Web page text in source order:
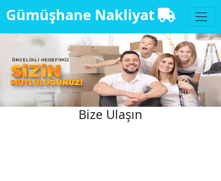
Gümüşhane Nakliyat
Bize Ulaşın